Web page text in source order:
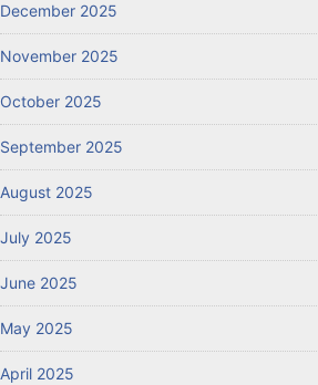
December 2025
November 2025
October 2025
September 2025
August 2025
July 2025
June 2025
May 2025
April 2025